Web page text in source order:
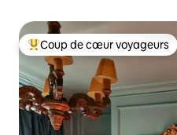
Coups de cœur voyageurs
Coup de cœur voyageurs